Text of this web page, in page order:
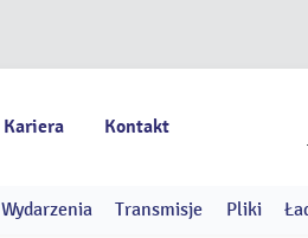
Kariera Kontakt
Wydarzenia Transmisje Pliki